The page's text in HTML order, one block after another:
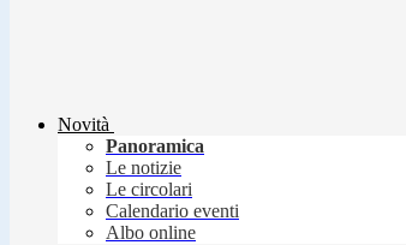
Novità
Panoramica
Le notizie
Le circolari
Calendario eventi
Albo online